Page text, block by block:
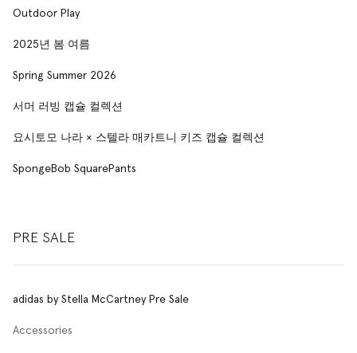
Outdoor Play
2025년 봄 여름
Spring Summer 2026
서머 러빙 캡슐 컬렉션
요시토모 나라 × 스텔라 매카트니 키즈 캡슐 컬렉션
SpongeBob SquarePants
PRE SALE
adidas by Stella McCartney Pre Sale
Accessories